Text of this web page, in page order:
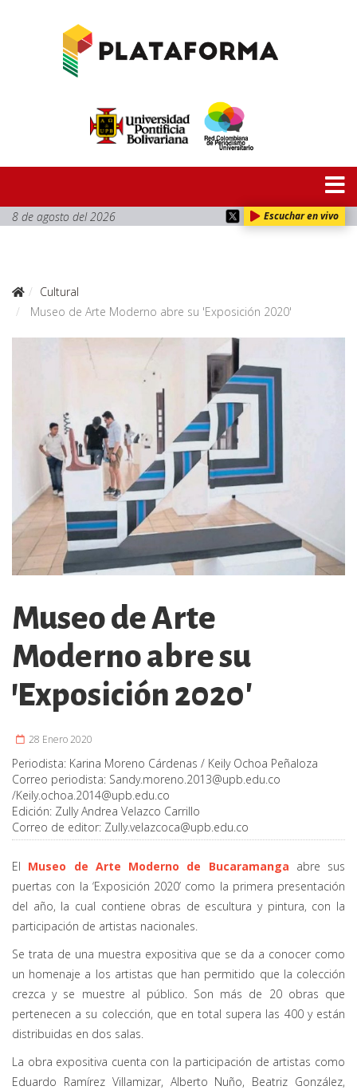
8 de agosto del 2026 Escuchar en vivo
Cultural
Museo de Arte Moderno abre su 'Exposición 2020'
Museo de Arte
Moderno abre su
'Exposición 2020'
28 Enero 2020
Periodista: Karina Moreno Cárdenas / Keily Ochoa Peñaloza
Correo periodista: Sandy.moreno.2013@upb.edu.co
/Keily.ochoa.2014@upb.edu.co
Edición: Zully Andrea Velazco Carrillo
Correo de editor: Zully.velazcoca@upb.edu.co
El Museo de Arte Moderno de Bucaramanga abre sus
puertas con la ‘Exposición 2020’ como la primera presentación
del año, la cual contiene obras de escultura y pintura, con la
participación de artistas nacionales.
Se trata de una muestra expositiva que se da a conocer como
un homenaje a los artistas que han permitido que la colección
crezca y se muestre al público. Son más de 20 obras que
pertenecen a su colección, que en total supera las 400 y están
distribuidas en dos salas.
La obra expositiva cuenta con la participación de artistas como
Eduardo Ramírez Villamizar, Alberto Nuño, Beatriz González,